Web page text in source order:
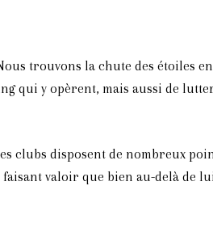
trouvons la chute des étoiles
qui y opèrent, mais aussi de
clubs disposent de nombreux
valoir que bien au-delà de